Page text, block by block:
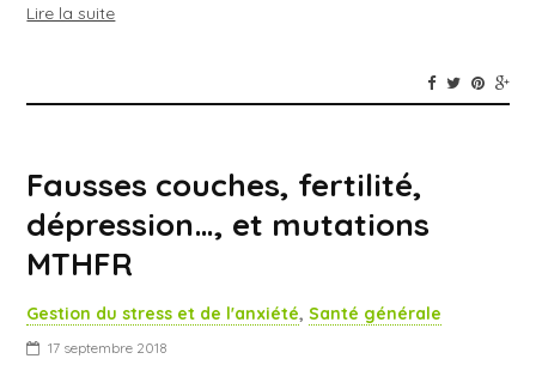
Lire la suite
Fausses couches, fertilité,
dépression…, et mutations
MTHFR
Gestion du stress et de l'anxiété,Santé générale
17 septembre 2018